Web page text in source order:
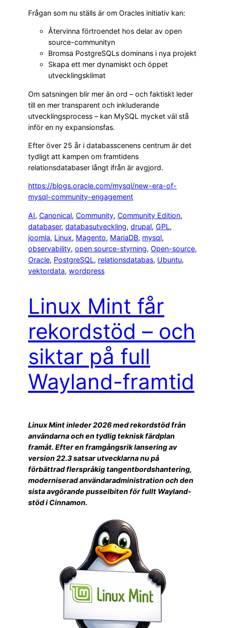
Frågan som nu ställs är om Oracles initiativ kan:
Återvinna förtroendet hos delar av open
source-communityn
Bromsa PostgreSQLs dominans i nya projekt
Skapa ett mer dynamiskt och öppet
utvecklingsklimat
Om satsningen blir mer än ord – och faktiskt leder
till en mer transparent och inkluderande
utvecklingsprocess – kan MySQL mycket väl stå
inför en ny expansionsfas.
Efter över 25 år i databasscenens centrum är det
tydligt att kampen om framtidens
relationsdatabaser långt ifrån är avgjord.
https://blogs.oracle.com/mysql/new-era-of-
mysql-community-engagement
AI, Canonical, Community, Community Edition
databaser, databasutveckling, drupal, GPL
joomla, Linux, Magento, MariaDB, mysql
observability, open source-styrning, Open-source
Oracle, PostgreSQL, relationsdatabas, Ubuntu
vektordata, wordpress
Linux Mint får
rekordstöd – och
siktar på full
Wayland-framtid
Linux Mint inleder 2026 med rekordstöd från
användarna och en tydlig teknisk färdplan
framåt. Efter en framgångsrik lansering av
version 22.3 satsar utvecklarna nu på
förbättrad flerspråkig tangentbordshantering,
moderniserad användaradministration och den
sista avgörande pusselbiten för fullt Wayland-
stöd i Cinnamon.